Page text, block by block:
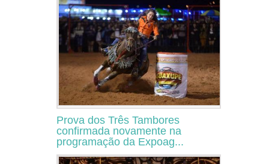
Prova dos Três Tambores
confirmada novamente na
programação da Expoag...